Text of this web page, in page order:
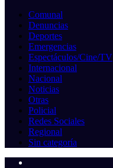
Comunal
Denuncias
Deportes
Emergencias
Espectáculos/Cine/TV
Internacional
Nacional
Noticias
Otras
Policial
Redes Sociales
Regional
Sin categoría